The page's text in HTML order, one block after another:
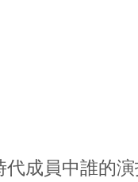
代成員中誰的